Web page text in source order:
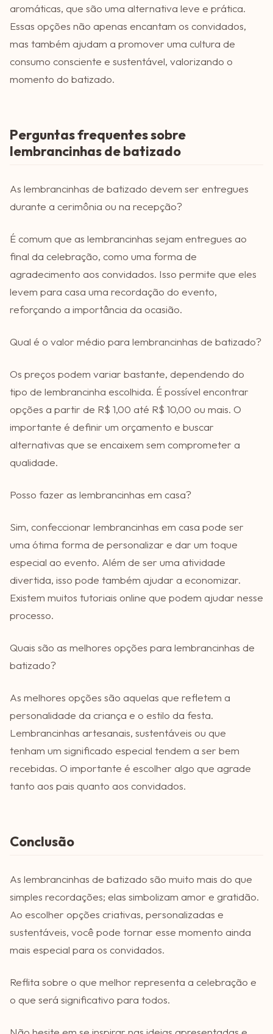
aromáticas, que são uma alternativa leve e prática.
Essas opções não apenas encantam os convidados,
mas também ajudam a promover uma cultura de
consumo consciente e sustentável, valorizando o
momento do batizado.
Perguntas frequentes sobre
lembrancinhas de batizado
As lembrancinhas de batizado devem ser entregues
durante a cerimônia ou na recepção?
É comum que as lembrancinhas sejam entregues ao
final da celebração, como uma forma de
agradecimento aos convidados. Isso permite que eles
levem para casa uma recordação do evento,
reforçando a importância da ocasião.
Qual é o valor médio para lembrancinhas de batizado?
Os preços podem variar bastante, dependendo do
tipo de lembrancinha escolhida. É possível encontrar
opções a partir de R$ 1,00 até R$ 10,00 ou mais. O
importante é definir um orçamento e buscar
alternativas que se encaixem sem comprometer a
qualidade.
Posso fazer as lembrancinhas em casa?
Sim, confeccionar lembrancinhas em casa pode ser
uma ótima forma de personalizar e dar um toque
especial ao evento. Além de ser uma atividade
divertida, isso pode também ajudar a economizar.
Existem muitos tutoriais online que podem ajudar nesse
processo.
Quais são as melhores opções para lembrancinhas de
batizado?
As melhores opções são aquelas que refletem a
personalidade da criança e o estilo da festa.
Lembrancinhas artesanais, sustentáveis ou que
tenham um significado especial tendem a ser bem
recebidas. O importante é escolher algo que agrade
tanto aos pais quanto aos convidados.
Conclusão
As lembrancinhas de batizado são muito mais do que
simples recordações; elas simbolizam amor e gratidão.
Ao escolher opções criativas, personalizadas e
sustentáveis, você pode tornar esse momento ainda
mais especial para os convidados.
Reflita sobre o que melhor representa a celebração e
o que será significativo para todos.